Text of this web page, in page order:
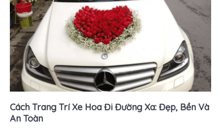
Cách Trang Trí Xe Hoa Đi Đường Xa: Đẹp, Bền Và
An Toàn